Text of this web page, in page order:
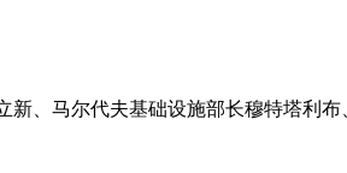
、马尔代夫基础设施部长穆特塔利